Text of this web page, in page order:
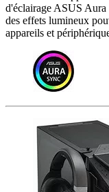
d'éclairage ASUS
des effets lumineux
appareils et